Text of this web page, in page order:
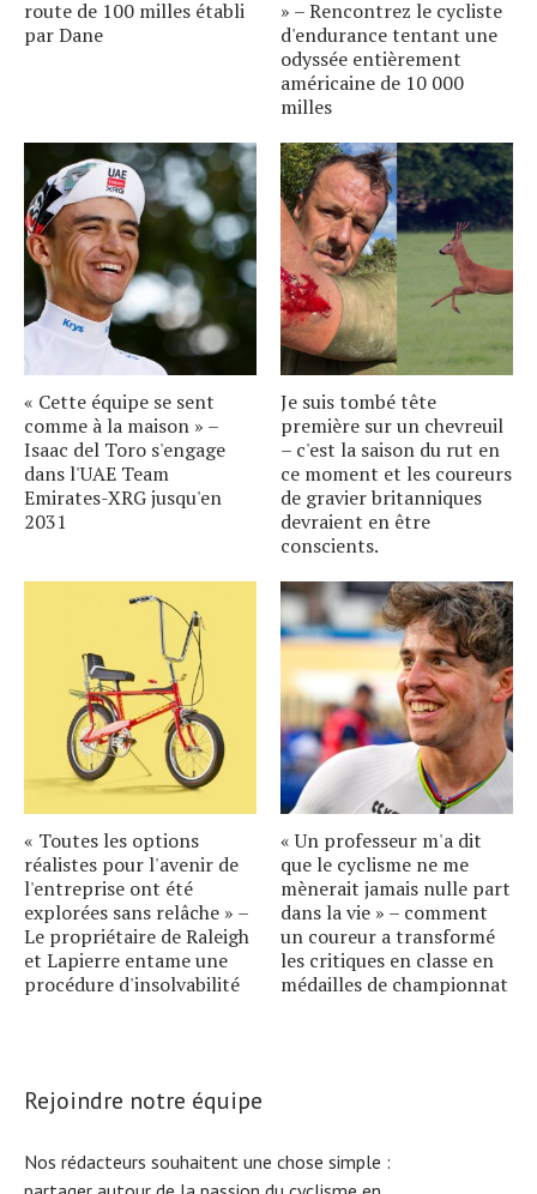
route de 100 milles établi
par Dane
» – Rencontrez le cycliste
d'endurance tentant une
odyssée entièrement
américaine de 10 000
milles
« Cette équipe se sent
comme à la maison » –
Isaac del Toro s'engage
dans l'UAE Team
Emirates-XRG jusqu'en
2031
Je suis tombé tête
première sur un chevreuil
– c'est la saison du rut en
ce moment et les coureurs
de gravier britanniques
devraient en être
conscients.
« Toutes les options
réalistes pour l'avenir de
l'entreprise ont été
explorées sans relâche » –
Le propriétaire de Raleigh
et Lapierre entame une
procédure d'insolvabilité
« Un professeur m'a dit
que le cyclisme ne me
mènerait jamais nulle part
dans la vie » – comment
un coureur a transformé
les critiques en classe en
médailles de championnat
Rejoindre notre équipe
Nos rédacteurs souhaitent une chose simple :